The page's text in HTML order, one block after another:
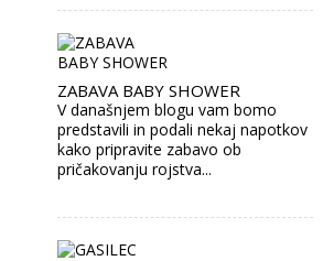
ZABAVA BABY SHOWER
V današnjem blogu vam bomo
predstavili in podali nekaj napotkov
kako pripravite zabavo ob
pričakovanju rojstva...